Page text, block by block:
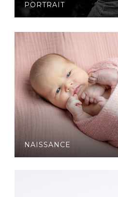
PORTRAIT
NAISSANCE